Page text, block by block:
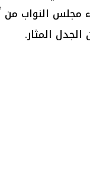
مجلس النواب
المثار.